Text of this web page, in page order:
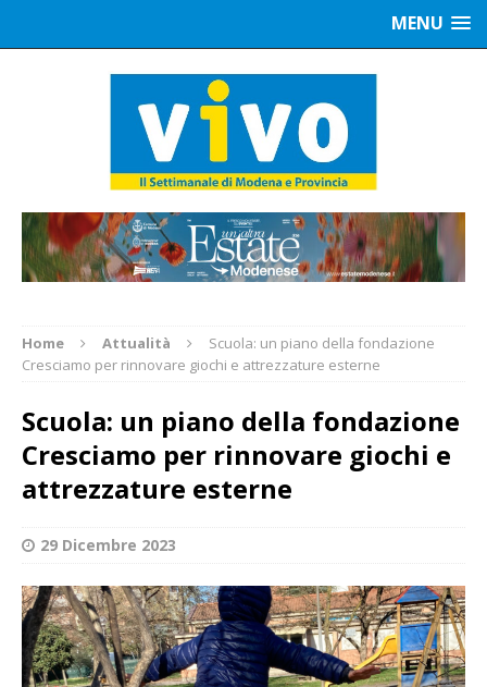
MENU
Home Attualità
Scuola: un piano della fondazione
Cresciamo per rinnovare giochi e attrezzature esterne
Scuola: un piano della fondazione
Cresciamo per rinnovare giochi e
attrezzature esterne
29 Dicembre 2023